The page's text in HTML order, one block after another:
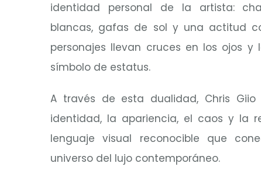
identidad personal de la artista:
blancas, gafas de sol y una actitud
personajes llevan cruces en los ojos
símbolo de estatus.
A través de esta dualidad, Chris
identidad, la apariencia, el caos y la
lenguaje visual reconocible que
universo del lujo contemporáneo.